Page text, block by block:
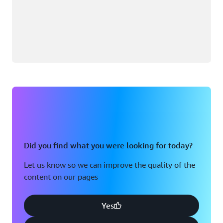
Did you find what you were looking for today?
Let us know so we can improve the quality of the
content on our pages
Yes